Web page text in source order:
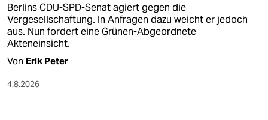
Berlins CDU-SPD-Senat agiert gegen die
Vergesellschaftung. In Anfragen dazu weicht er jedoch
aus. Nun fordert eine Grünen-Abgeordnete
Akteneinsicht.
Von Erik Peter
4.8.2026